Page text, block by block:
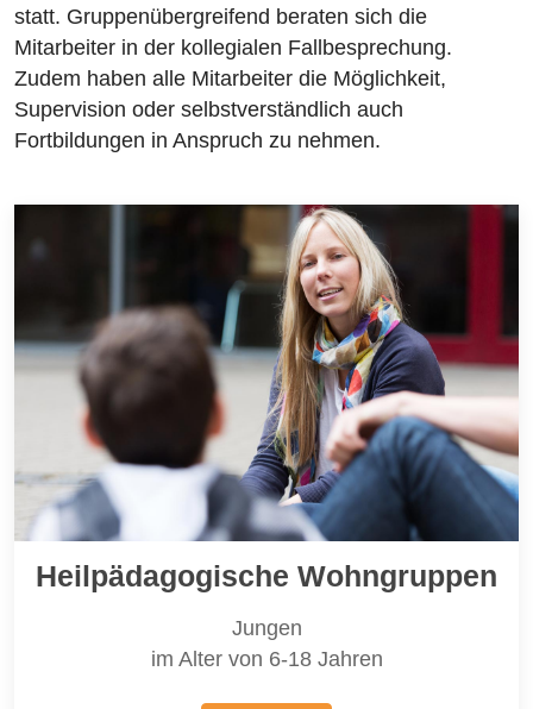
statt. Gruppenübergreifend beraten sich die
Mitarbeiter in der kollegialen Fallbesprechung.
Zudem haben alle Mitarbeiter die Möglichkeit,
Supervision oder selbstverständlich auch
Fortbildungen in Anspruch zu nehmen.
Heilpädagogische Wohngruppen
Jungen
im Alter von 6-18 Jahren